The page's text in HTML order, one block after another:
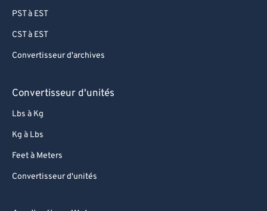
PST à EST
CST à EST
Convertisseur d'archives
Convertisseur d'unités
Lbs à Kg
Kg à Lbs
Feet à Meters
Convertisseur d'unités